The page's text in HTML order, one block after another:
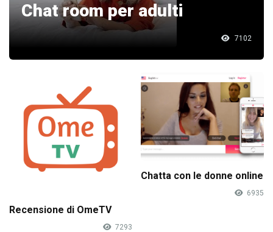
Chat room per adulti
7102
Recensione di OmeTV
7293
Chatta con le donne online
6935